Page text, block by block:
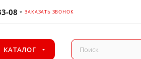
08 ЗАКАЗАТЬ ЗВОНОК
КАТАЛОГ